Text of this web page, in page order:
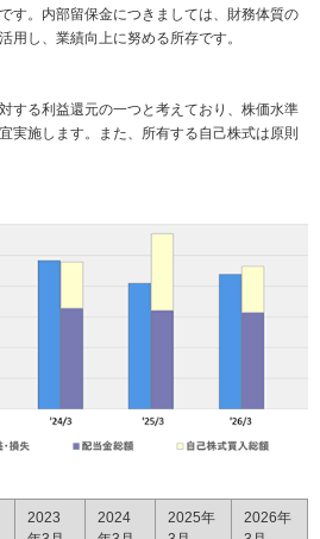
消耗品情報
鹿島アントラーズ応援サ
イト
あゆみ
株主・投資家情報
社会とのかかわり
す。内部留保金につきましては、財務体質の
用し、業績向上に努める所存です。
する利益還元の一つと考えており、株価水準
実施します。また、所有する自己株式は原則
2023
2024
2025年
2026年